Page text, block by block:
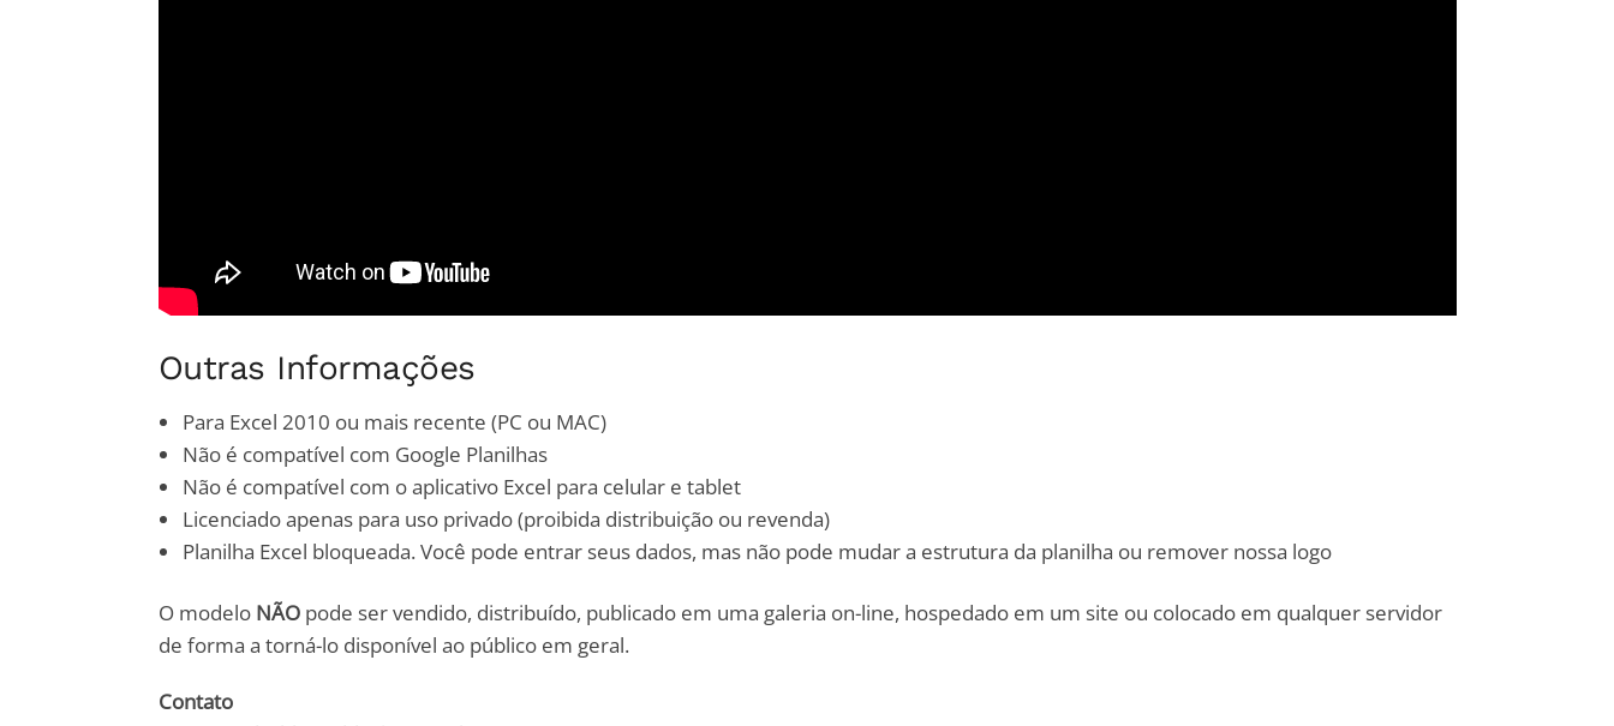
Outras Informações
Para Excel 2010 ou mais recente (PC ou MAC)
Não é compatível com Google Planilhas
Não é compatível com o aplicativo Excel para celular e tablet
Licenciado apenas para uso privado (proibida distribuição ou revenda)
Planilha Excel bloqueada. Você pode entrar seus dados, mas não pode mudar a estrutura da planilha ou remover nossa logo
O modelo NÃOpode ser vendido, distribuído, publicado em uma galeria on-line, hospedado em um site ou colocado em qualquer servidor
de forma a torná-lo disponível ao público em geral.
Contato